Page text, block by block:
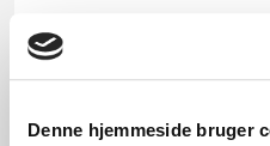
Denne hjemmeside bruger
Denne principmeddelelse
20.